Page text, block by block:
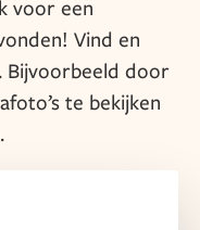
voor een
Vind en
Bijvoorbeeld door
te bekijken